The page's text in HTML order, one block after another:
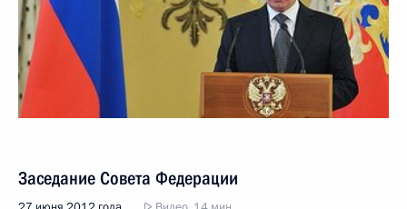
Заседание Совета Федерации